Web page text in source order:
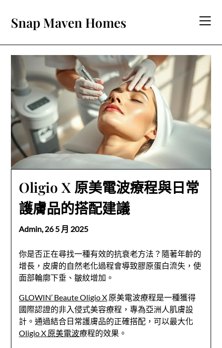
content
Snap Maven Homes
Oligio X 原美電波療程與日常
護膚品的搭配建議
Admin,26 5 月 2025
你是否正在尋找一種有效的抗衰老方法？隨著年齡的
增長，皮膚的自然老化過程會導致膠原蛋白流失，使
面部輪廓下垂、皺紋增加。
GLOWIN’ Beaute Oligio X 原美電波療程是一種獲得
國際認證的非入侵式美容療程，專為亞洲人肌膚設
計。通過結合日常護膚品的正確搭配，可以最大化
Oligio X 原美電波療程的效果。